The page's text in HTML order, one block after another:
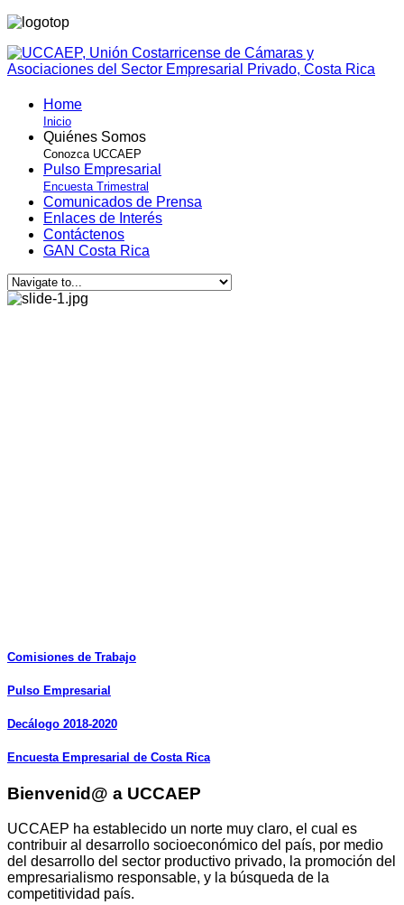
Home
Inicio
Quiénes Somos
Conozca UCCAEP
Pulso Empresarial
Encuesta Trimestral
Comunicados de Prensa
Enlaces de Interés
Contáctenos
GAN Costa Rica
Comisiones de Trabajo
Pulso Empresarial
Decálogo 2018-2020
Encuesta Empresarial de Costa Rica
Bienvenid@ a UCCAEP
UCCAEP ha establecido un norte muy claro, el cual es
contribuir al desarrollo socioeconómico del país, por medio
del desarrollo del sector productivo privado, la promoción del
empresarialismo responsable, y la búsqueda de la
competitividad país.